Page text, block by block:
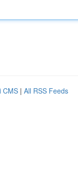
CMS | All RSS Feeds